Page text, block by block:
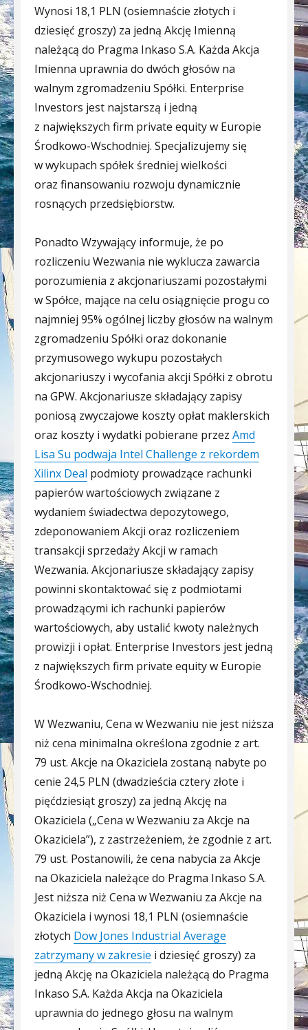
Wynosi 18,1 PLN (osiemnaście złotych i
dziesięć groszy) za jedną Akcję Imienną
należącą do Pragma Inkaso S.A. Każda Akcja
Imienna uprawnia do dwóch głosów na
walnym zgromadzeniu Spółki. Enterprise
Investors jest najstarszą i jedną
z największych firm private equity w Europie
Środkowo-Wschodniej. Specjalizujemy się
w wykupach spółek średniej wielkości
oraz finansowaniu rozwoju dynamicznie
rosnących przedsiębiorstw.
Ponadto Wzywający informuje, że po
rozliczeniu Wezwania nie wyklucza zawarcia
porozumienia z akcjonariuszami pozostałymi
w Spółce, mające na celu osiągnięcie progu co
najmniej 95% ogólnej liczby głosów na walnym
zgromadzeniu Spółki oraz dokonanie
przymusowego wykupu pozostałych
akcjonariuszy i wycofania akcji Spółki z obrotu
na GPW. Akcjonariusze składający zapisy
poniosą zwyczajowe koszty opłat maklerskich
oraz koszty i wydatki pobierane przez Amd
Lisa Su podwaja Intel Challenge z rekordem
Xilinx Deal podmioty prowadzące rachunki
papierów wartościowych związane z
wydaniem świadectwa depozytowego,
zdeponowaniem Akcji oraz rozliczeniem
transakcji sprzedaży Akcji w ramach
Wezwania. Akcjonariusze składający zapisy
powinni skontaktować się z podmiotami
prowadzącymi ich rachunki papierów
wartościowych, aby ustalić kwoty należnych
prowizji i opłat. Enterprise Investors jest jedną
z największych firm private equity w Europie
Środkowo-Wschodniej.
W Wezwaniu, Cena w Wezwaniu nie jest niższa
niż cena minimalna określona zgodnie z art.
79 ust. Akcje na Okaziciela zostaną nabyte po
cenie 24,5 PLN (dwadzieścia cztery złote i
pięćdziesiąt groszy) za jedną Akcję na
Okaziciela („Cena w Wezwaniu za Akcje na
Okaziciela”), z zastrzeżeniem, że zgodnie z art.
79 ust. Postanowili, że cena nabycia za Akcje
na Okaziciela należące do Pragma Inkaso S.A.
Jest niższa niż Cena w Wezwaniu za Akcje na
Okaziciela i wynosi 18,1 PLN (osiemnaście
złotych Dow Jones Industrial Average
zatrzymany w zakresie i dziesięć groszy) za
jedną Akcję na Okaziciela należącą do Pragma
Inkaso S.A. Każda Akcja na Okaziciela
uprawnia do jednego głosu na walnym